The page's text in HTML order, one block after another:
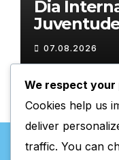
Dia
Chaves
gratuitas
07.08.2026
We respect
Cookies help us
deliver
traffic. You can